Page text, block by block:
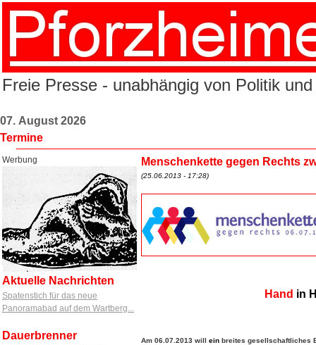
Freie Presse - unabhängig von Politik
07. August 2026
Termine
Werbung
Aktuelle Nachrichten
Spatenstich für das neue
Panoramabad auf dem Wartberg...
Dauerbrenner
Menschenkette gegen Rechts
(25.06.2013 - 17:28)
Hand in
Am 06.07.2013 will ein breites gesellschaftliches